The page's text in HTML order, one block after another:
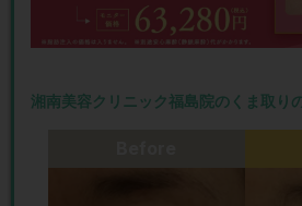
湘南美容クリニック福島院のくま取り